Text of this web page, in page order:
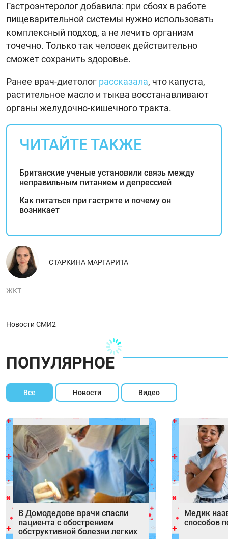
Гастроэнтеролог добавила: при сбоях в работе
пищеварительной системы нужно использовать
комплексный подход, а не лечить организм
точечно. Только так человек действительно
сможет сохранить здоровье.
Ранее врач-диетолог рассказала, что капуста,
растительное масло и тыква восстанавливают
органы желудочно-кишечного тракта.
ЧИТАЙТЕ ТАКЖЕ
Британские ученые установили связь между
неправильным питанием и депрессией
Как питаться при гастрите и почему он
возникает
СТАРКИНА МАРГАРИТА
ЖКТ
Новости СМИ2
ПОПУЛЯРНОЕ
Все Новости Видео
В Домодедове врачи спасли
пациента с обострением
обструктивной болезни легких
Медик
способов